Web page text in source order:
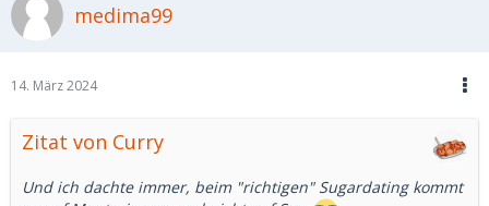
medima99
14. März 2024
Zitat von Curry
Und ich dachte immer, beim "richtigen" Sugardating kommt